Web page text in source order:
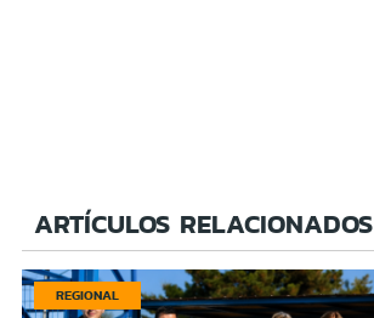
ARTÍCULOS RELACIONADOS
REGIONAL